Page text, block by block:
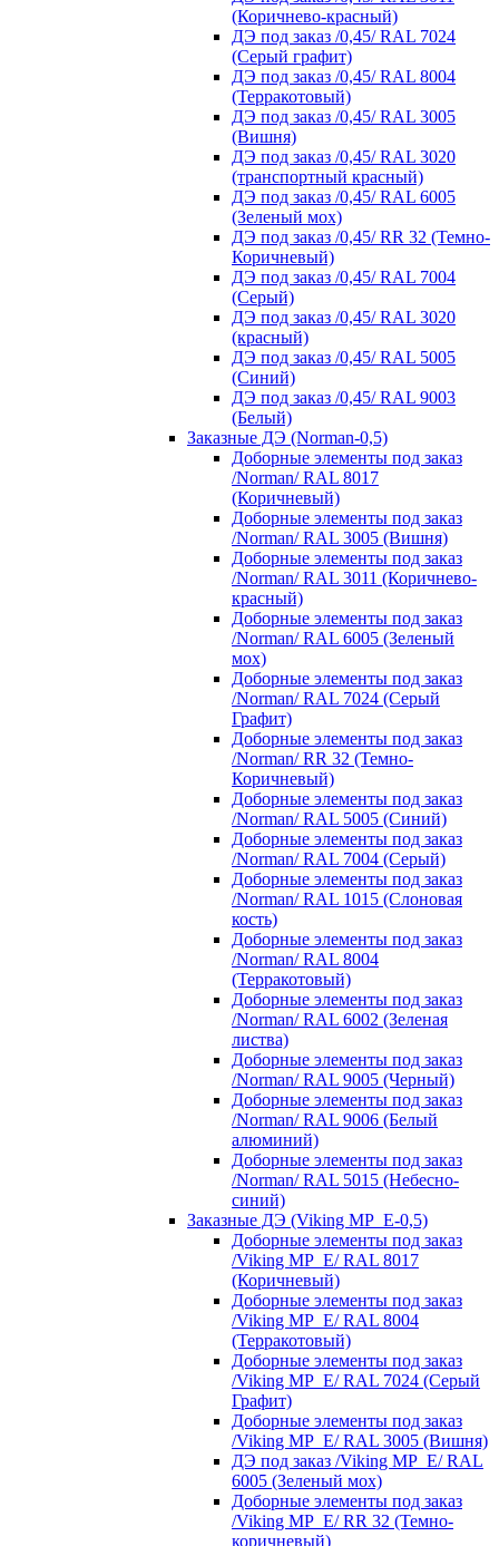
(Коричнево-красный)
ДЭ под заказ /0,45/ RAL 7024
(Серый графит)
ДЭ под заказ /0,45/ RAL 8004
(Терракотовый)
ДЭ под заказ /0,45/ RAL 3005
(Вишня)
ДЭ под заказ /0,45/ RAL 3020
(транспортный красный)
ДЭ под заказ /0,45/ RAL 6005
(Зеленый мох)
ДЭ под заказ /0,45/ RR 32 (Темно-
Коричневый)
ДЭ под заказ /0,45/ RAL 7004
(Серый)
ДЭ под заказ /0,45/ RAL 3020
(красный)
ДЭ под заказ /0,45/ RAL 5005
(Синий)
ДЭ под заказ /0,45/ RAL 9003
(Белый)
Заказные ДЭ (Norman-0,5)
Доборные элементы под заказ
/Norman/ RAL 8017
(Коричневый)
Доборные элементы под заказ
/Norman/ RAL 3005 (Вишня)
Доборные элементы под заказ
/Norman/ RAL 3011 (Коричнево-
красный)
Доборные элементы под заказ
/Norman/ RAL 6005 (Зеленый
мох)
Доборные элементы под заказ
/Norman/ RAL 7024 (Серый
Графит)
Доборные элементы под заказ
/Norman/ RR 32 (Темно-
Коричневый)
Доборные элементы под заказ
/Norman/ RAL 5005 (Синий)
Доборные элементы под заказ
/Norman/ RAL 7004 (Серый)
Доборные элементы под заказ
/Norman/ RAL 1015 (Слоновая
кость)
Доборные элементы под заказ
/Norman/ RAL 8004
(Терракотовый)
Доборные элементы под заказ
/Norman/ RAL 6002 (Зеленая
листва)
Доборные элементы под заказ
/Norman/ RAL 9005 (Черный)
Доборные элементы под заказ
/Norman/ RAL 9006 (Белый
алюминий)
Доборные элементы под заказ
/Norman/ RAL 5015 (Небесно-
синий)
Заказные ДЭ (Viking MP_E-0,5)
Доборные элементы под заказ
/Viking MP_E/ RAL 8017
(Коричневый)
Доборные элементы под заказ
/Viking MP_E/ RAL 8004
(Терракотовый)
Доборные элементы под заказ
/Viking MP_E/ RAL 7024 (Серый
Графит)
Доборные элементы под заказ
/Viking MP_E/ RAL 3005 (Вишня)
ДЭ под заказ /Viking MP_E/ RAL
6005 (Зеленый мох)
Доборные элементы под заказ
/Viking MP_E/ RR 32 (Темно-
коричневый)